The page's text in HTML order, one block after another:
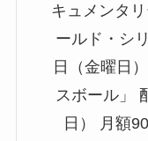
キュメンタ
ールド・シ
日（金曜日
スボール」
日） 月額